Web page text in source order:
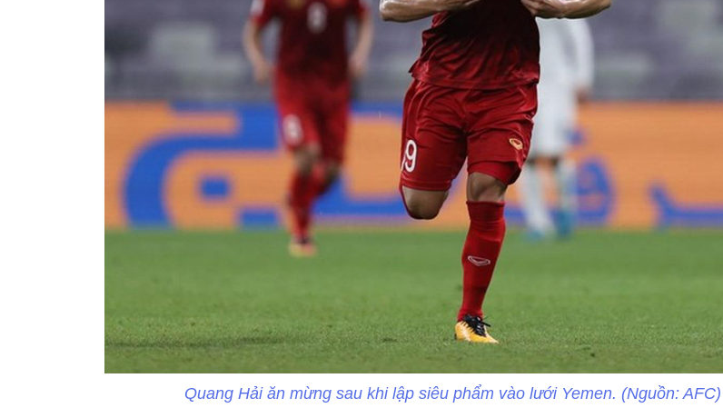
Quang Hải ăn mừng sau khi lập siêu phẩm vào lưới Yemen. (Nguồn: AFC)